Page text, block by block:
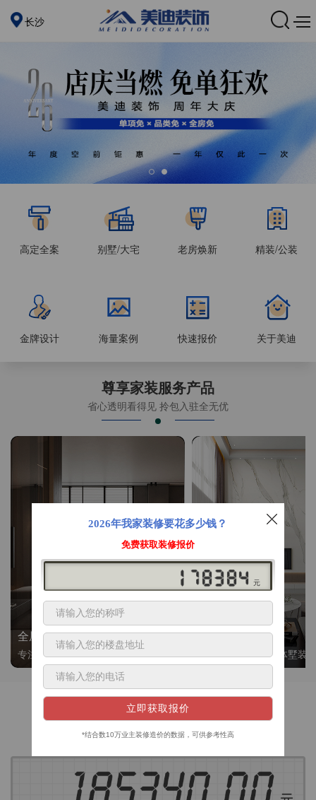
长沙
高定全案 别墅/大宅 老房焕新 精装/公装
金牌设计 海量案例 快速报价 关于美迪
尊享家装服务产品
省心透明看得见 拎包入驻全无优
全屋整装
专注整装24年，高标准，选美迪 十年后仍爱我家
别墅大平层
高端私人定制，整体墅装
获取装修预算